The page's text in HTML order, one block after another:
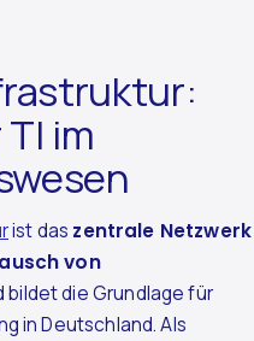
im
ist das zentrale Netzwerk
von
bildet die Grundlage für
in Deutschland. Als